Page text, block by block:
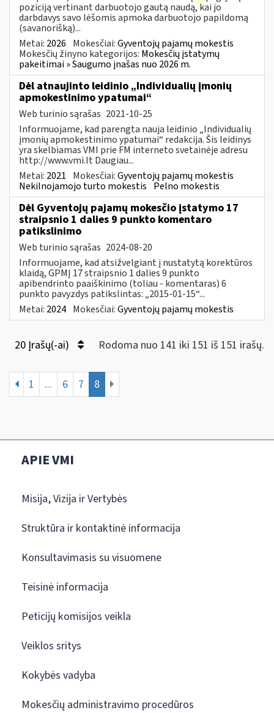
poziciją vertinant darbuotojo gautą naudą, kai jo
darbdavys savo lėšomis apmoka darbuotojo papildomą
(savanorišką)...
Metai: 2026 Mokesčiai:Gyventojų pajamų mokestis
Mokesčių žinyno kategorijos: Mokesčių įstatymų
pakeitimai » Saugumo įnašas nuo 2026 m.
Dėl atnaujinto leidinio „Individualių įmonių
apmokestinimo ypatumai“
Web turinio sąrašas 2021-10-25
Informuojame, kad parengta nauja leidinio „Individualių
įmonių apmokestinimo ypatumai“ redakcija. Šis leidinys
yra skelbiamas VMI prie FM interneto svetainėje adresu
http://www.vmi.lt Daugiau...
Metai: 2021 Mokesčiai:Gyventojų pajamų mokestis
Nekilnojamojo turto mokestis Pelno mokestis
Dėl Gyventojų pajamų mokesčio įstatymo 17
straipsnio 1 dalies 9 punkto komentaro
patikslinimo
Web turinio sąrašas 2024-08-20
Informuojame, kad atsižvelgiant į nustatytą korektūros
klaidą, GPMĮ 17 straipsnio 1 dalies 9 punkto
apibendrinto paaiškinimo (toliau - komentaras) 6
punkto pavyzdys patikslintas: „2015-01-15“...
Metai: 2024 Mokesčiai:Gyventojų pajamų mokestis
20 Įrašų(-ai) Rodoma nuo 141 iki 151 iš 151 irašų.
1 ... 6 7 8
APIE VMI
Misija, Vizija ir Vertybės
Struktūra ir kontaktinė informacija
Konsultavimasis su visuomene
Teisinė informacija
Peticijų komisijos veikla
Veiklos sritys
Kokybės vadyba
Mokesčių administravimo procedūros